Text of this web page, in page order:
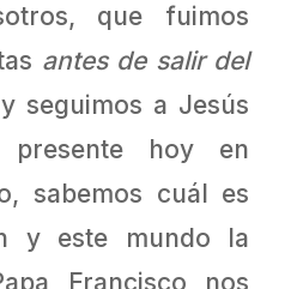
que fuimos
antes de salir del
seguimos a Jesús
presente hoy en
sabemos cuál es
y este mundo la
Francisco nos